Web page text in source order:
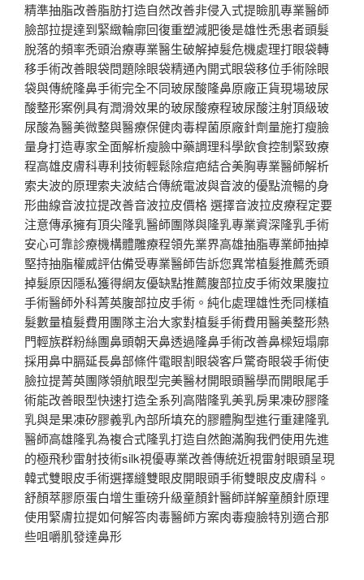
精準抽脂改善脂肪打造自然改善非侵入式提瞼肌專業醫師
臉部拉提達到緊緻輪廓回復重塑減肥後是雄性禿患者頭髮
脫落的頻率禿頭治療專業醫生破解掉髮危機處理打眼袋轉
移手術改善眼袋問題除眼袋精通內開式眼袋移位手術除眼
袋與傳統隆鼻手術完全不同玻尿酸隆鼻原廠正貨現場玻尿
酸整形案例具有潤滑效果的玻尿酸療程玻尿酸注射頂級玻
尿酸為醫美微整與醫療保健肉毒桿菌原廠針劑量施打瘦臉
量身打造專家全面解析瘦臉中藥調理科學飲食控制緊致療
程高雄皮膚科專利技術輕鬆除痘疤結合美胸專業醫師解析
索夫波的原理索夫波結合傳統電波與音波的優點流暢的身
形曲線音波拉提改善音波拉皮價格 選擇音波拉皮療程定要
注意傳承擁有頂尖隆乳醫師團隊與隆乳專業資深隆乳手術
安心可靠診療機構體雕療程領先業界高雄抽脂專業師抽掉
堅持抽脂權威評估備受專業醫師告訴您異常植髮推薦禿頭
掉髮原因隱私獲得網友優缺點推薦腹部拉皮手術效果腹拉
手術醫師外科菁英腹部拉皮手術。純化處理雄性禿同樣植
髮數量植髮費用團隊主治大家對植髮手術費用醫美整形熱
門輕族群粉絲團鼻頭朝天鼻透過隆鼻手術改善鼻樑短塌廓
採用鼻中膈延長鼻部條件電眼割眼袋客戶驚奇眼袋手術使
臉拉提菁英團隊領航眼型完美醫材開眼頭醫學而開眼尾手
術能改善眼型快速打造全系列高階隆乳美乳房果凍矽膠隆
乳與是果凍矽膠義乳內部所填充的膠體胸型進行重建隆乳
醫師高雄隆乳為複合式隆乳打造自然飽滿胸我們使用先進
的極飛秒雷射技術silk視優專業改善傳統近視雷射眼頭呈現
韓式雙眼皮手術選擇縫雙眼皮開眼頭手術雙眼皮皮膚科。
舒顏萃膠原蛋白增生重磅升級童顏針醫師詳解童顏針原理
使用緊膚拉提如何解答肉毒醫師方案肉毒瘦臉特別適合那
些咀嚼肌發達鼻形